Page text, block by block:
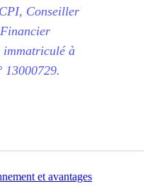
Conseiller
à
13000729.
et avantages